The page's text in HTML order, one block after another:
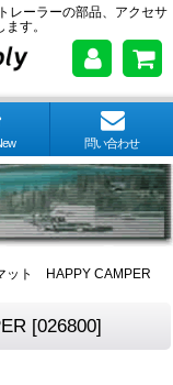
ーラーの部品、アクセサ
す。
問い合わせ
ット HAPPY CAMPER
[026800]